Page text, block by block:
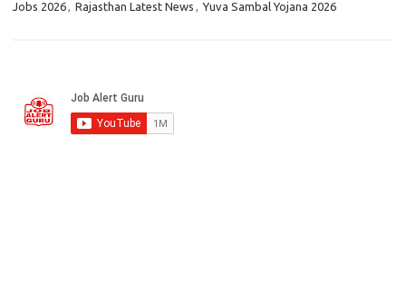
Jobs 2026, Rajasthan Latest News , Yuva Sambal Yojana 2026